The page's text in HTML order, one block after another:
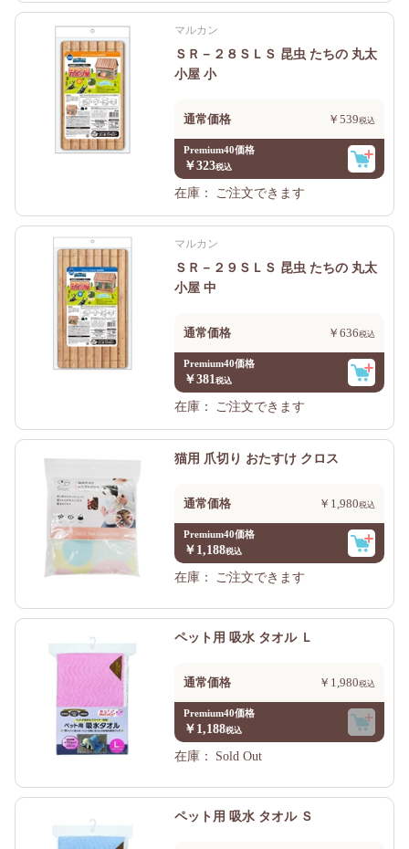
マルカン
ＳＲ－２８ＳＬＳ 昆虫 たちの 丸太
小屋 小
通常価格 ￥539
Premium40価格
￥323
在庫：
ご注文できます
マルカン
ＳＲ－２９ＳＬＳ 昆虫 たちの 丸太
小屋 中
通常価格 ￥636
Premium40価格
￥381
在庫：
ご注文できます
猫用 爪切り おたすけ クロス
通常価格 ￥1,980
Premium40価格
￥1,188
在庫：
ご注文できます
ペット用 吸水 タオル Ｌ
通常価格 ￥1,980
Premium40価格
￥1,188
在庫：
Sold Out
ペット用 吸水 タオル Ｓ